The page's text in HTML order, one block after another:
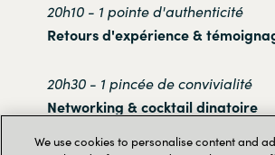
20h10 - 1 pointe d'authenticité
Retours d'expérience &
20h30 - 1 pincée de convivialité
Networking & cocktail dinatoire
We use cookies to personalise content and